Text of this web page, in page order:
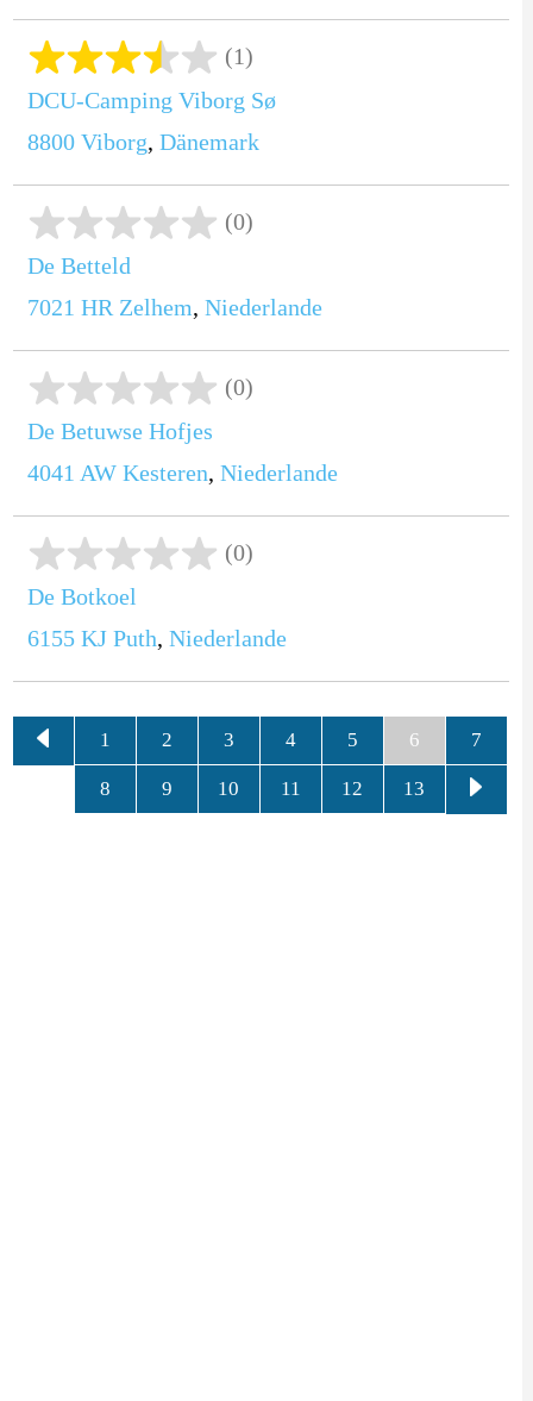
(1)
DCU-Camping Viborg Sø
8800 Viborg, Dänemark
(0)
De Betteld
7021 HR Zelhem, Niederlande
(0)
De Betuwse Hofjes
4041 AW Kesteren, Niederlande
(0)
De Botkoel
6155 KJ Puth, Niederlande
1 2 3 4 5 6 7
8 9 10 11 12 13